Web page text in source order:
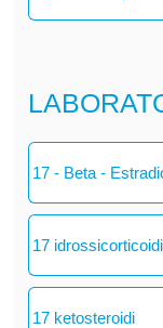
17 - Beta -
17 idrossicorticoidi
17 ketosteroidi